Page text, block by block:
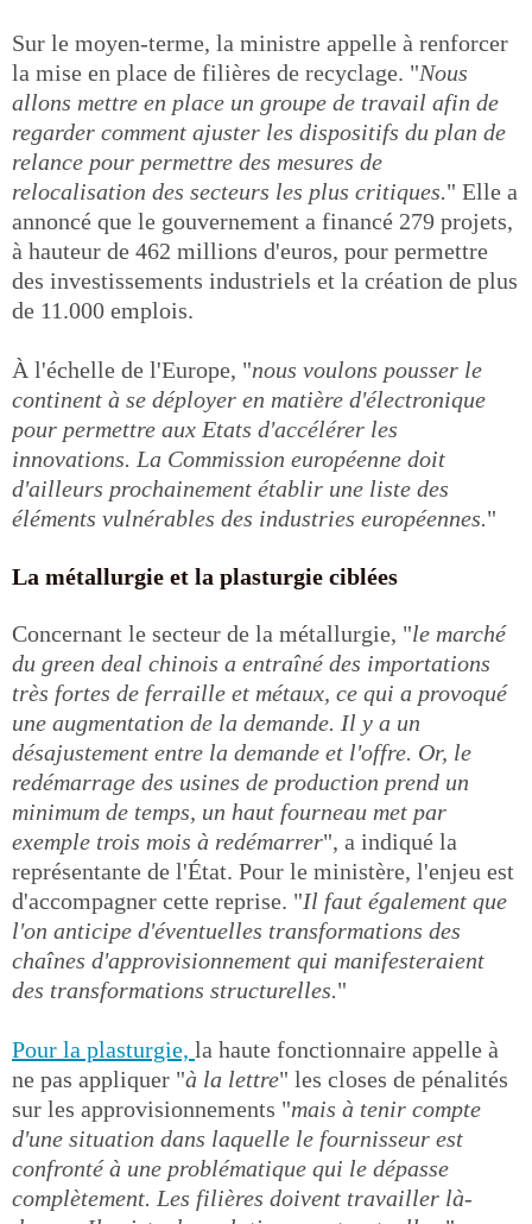
Sur le moyen-terme, la ministre appelle à renforcer
la mise en place de filières de recyclage. "Nous
allons mettre en place un groupe de travail afin de
regarder comment ajuster les dispositifs du plan de
relance pour permettre des mesures de
relocalisation des secteurs les plus critiques." Elle a
annoncé que le gouvernement a financé 279 projets,
à hauteur de 462 millions d'euros, pour permettre
des investissements industriels et la création de plus
de 11.000 emplois.
À l'échelle de l'Europe, "nous voulons pousser le
continent à se déployer en matière d'électronique
pour permettre aux Etats d'accélérer les
innovations. La Commission européenne doit
d'ailleurs prochainement établir une liste des
éléments vulnérables des industries européennes."
La métallurgie et la plasturgie ciblées
Concernant le secteur de la métallurgie, "le marché
du green deal chinois a entraîné des importations
très fortes de ferraille et métaux, ce qui a provoqué
une augmentation de la demande. Il y a un
désajustement entre la demande et l'offre. Or, le
redémarrage des usines de production prend un
minimum de temps, un haut fourneau met par
exemple trois mois à redémarrer", a indiqué la
représentante de l'État. Pour le ministère, l'enjeu est
d'accompagner cette reprise. "Il faut également que
l'on anticipe d'éventuelles transformations des
chaînes d'approvisionnement qui manifesteraient
des transformations structurelles."
Pour la plasturgie, la haute fonctionnaire appelle à
ne pas appliquer "à la lettre" les closes de pénalités
sur les approvisionnements "mais à tenir compte
d'une situation dans laquelle le fournisseur est
confronté à une problématique qui le dépasse
complètement. Les filières doivent travailler là-